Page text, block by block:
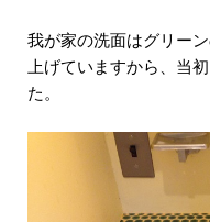
我が家の洗面はグリー
上げていますから、当
た。